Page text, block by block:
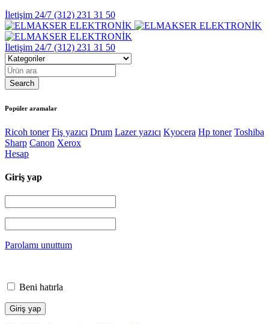
İletişim 24/7 (312) 231 31 50
İletişim 24/7 (312) 231 31 50
Popüler aramalar
Ricoh toner Fiş yazıcı Drum Lazer yazıcı Kyocera Hp toner Toshiba
Sharp Canon Xerox
Hesap
Giriş yap
Parolamı unuttum
Beni hatırla